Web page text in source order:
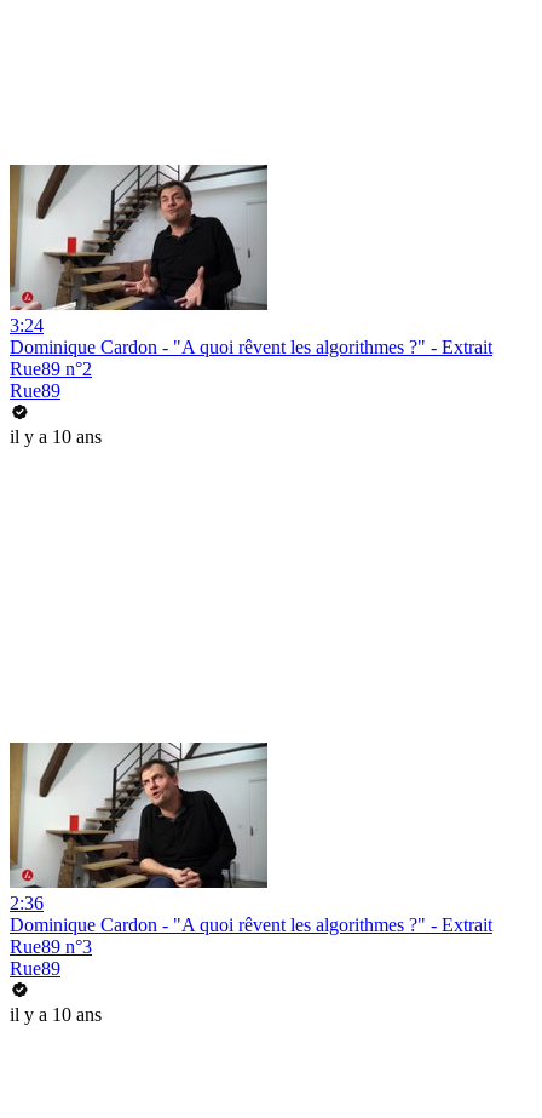
3:24
Dominique Cardon - "A quoi rêvent les algorithmes ?" - Extrait
Rue89 n°2
Rue89
il y a 10 ans
2:36
Dominique Cardon - "A quoi rêvent les algorithmes ?" - Extrait
Rue89 n°3
Rue89
il y a 10 ans